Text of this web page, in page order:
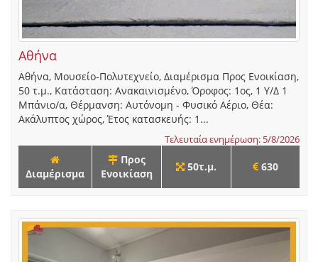
Αθήνα
Αθήνα, Μουσείο-Πολυτεχνείο, Διαμέρισμα Προς Ενοικίαση,
50 τ.μ., Κατάσταση: Ανακαινισμένο, Όροφος: 1ος, 1 Υ/Δ 1
Μπάνιο/α, Θέρμανση: Αυτόνομη - Φυσικό Αέριο, Θέα:
Ακάλυπτος χώρος, Έτος κατασκευής: 1...
Τελευταία ενημέρωση: 5/8/2026
Διαμέρισμα
Προς
Ενοικίαση
50τ.μ. 630